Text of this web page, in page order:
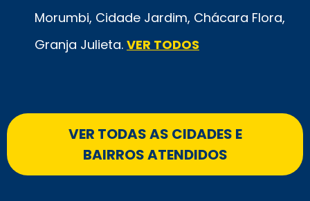
Morumbi, Cidade Jardim, Chácara Flora,
Granja Julieta. VER TODOS
VER TODAS AS CIDADES E
BAIRROS ATENDIDOS